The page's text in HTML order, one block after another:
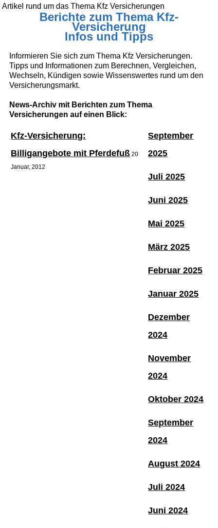
Artikel rund um das Thema Kfz Versicherungen
Berichte zum Thema Kfz-
Versicherung
Infos und Tipps
Informieren Sie sich zum Thema Kfz Versicherungen.
Tipps und Informationen zum Berechnen, Vergleichen,
Wechseln, Kündigen sowie Wissenswertes rund um den
Versicherungsmarkt.
News-Archiv mit Berichten zum Thema
Versicherungen auf einen Blick:
Kfz-Versicherung:
Billigangebote mit Pferdefuß 20
Januar, 2012
September
2025
Juli 2025
Juni 2025
Mai 2025
März 2025
Februar 2025
Januar 2025
Dezember
2024
November
2024
Oktober 2024
September
2024
August 2024
Juli 2024
Juni 2024